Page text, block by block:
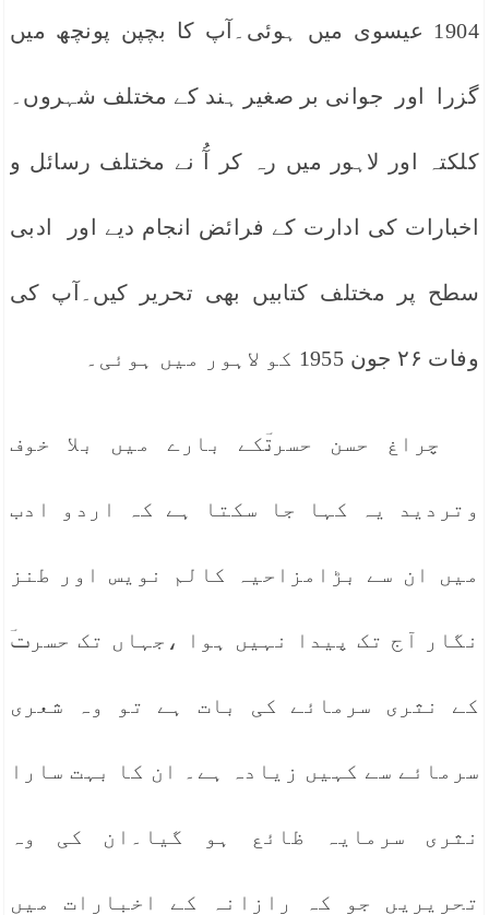
1904 عیسوی میں ہوئی۔آپ کا بچپن پونچھ میں
گزرا اور جوانی بر صغیر ہند کے مختلف شہروں۔
کلکتہ اور لاہور میں رہ کر آُ نے مختلف رسائل و
اخبارات کی ادارت کے فرائض انجام دیے اور ادبی
سطح پر مختلف کتابیں بھی تحریر کیں۔آپ کی
وفات ۲۶ جون 1955 کو لاہور میں ہوئی۔
چراغ حسن حسرتؔکے بارے میں بلا خوف
وتردید یہ کہا جا سکتا ہے کہ اردو ادب
میں ان سے بڑامزاحیہ کالم نویس اور طنز
نگار آج تک پیدا نہیں ہوا ،جہاں تک حسرتؔ
کے نثری سرمائے کی بات ہے تو وہ شعری
سرمائے سے کہیں زیادہ ہے۔ ان کا بہت سارا
نثری سرمایہ ظائع ہو گیا۔ان کی وہ
تحریریں جو کہ رازانہ کے اخبارات میں